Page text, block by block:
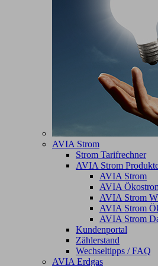
AVIA Strom
Strom Tarifrechner
AVIA Strom
AVIA Strom
AVIA
AVIA Strom
AVIA Strom
AVIA Strom
Kundenportal
Zählerstand
Wechseltipps / FAQ
AVIA Erdgas